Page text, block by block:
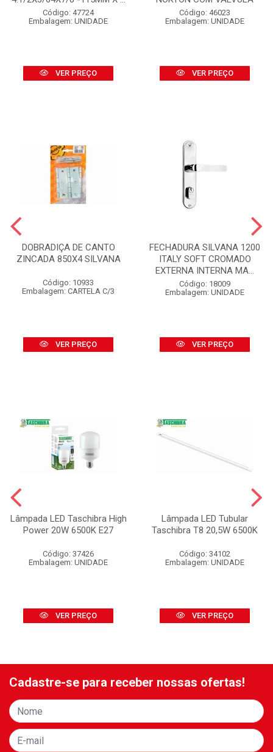
Código: 47724
Embalagem: UNIDADE
VER PREÇO
Código: 46023
Embalagem: UNIDADE
VER PREÇO
DOBRADIÇA DE CANTO
ZINCADA 850X4 SILVANA
Código: 10933
Embalagem: CARTELA C/3
VER PREÇO
FECHADURA SILVANA 1200
ITALY SOFT CROMADO
EXTERNA INTERNA MA...
Código: 18009
Embalagem: UNIDADE
VER PREÇO
Lâmpada LED Taschibra High
Power 20W 6500K E27
Código: 37426
Embalagem: UNIDADE
VER PREÇO
Lâmpada LED Tubular
Taschibra T8 20,5W 6500K
Código: 34102
Embalagem: UNIDADE
VER PREÇO
Cadastre-se para receber nossas ofertas!